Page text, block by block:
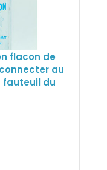
flacon de
au
fauteuil du